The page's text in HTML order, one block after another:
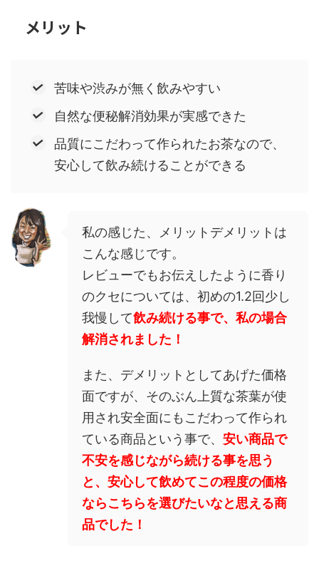
メリット
苦味や渋みが無く飲みやすい
自然な便秘解消効果が実感できた
品質にこだわって作られたお茶なので、
安心して飲み続けることができる
私の感じた、メリットデメリットは
こんな感じです。
レビューでもお伝えしたように香り
のクセについては、初めの1.2回少し
我慢して飲み続ける事で、私の場合
解消されました！
また、デメリットとしてあげた価格
面ですが、そのぶん上質な茶葉が使
用され安全面にもこだわって作られ
ている商品という事で、 安い商品で
不安を感じながら続ける事を思う
と、安心して飲めてこの程度の価格
ならこちらを選びたいなと思える商
品でした！